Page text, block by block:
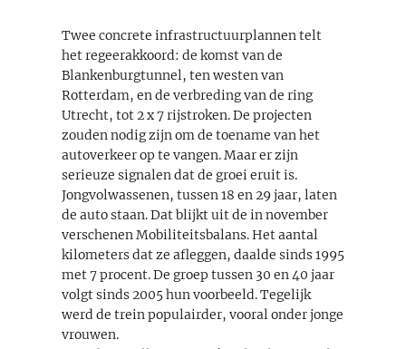
Twee concrete infrastructuurplannen telt
het regeerakkoord: de komst van de
Blankenburgtunnel, ten westen van
Rotterdam, en de verbreding van de ring
Utrecht, tot 2 x 7 rijstroken. De projecten
zouden nodig zijn om de toename van het
autoverkeer op te vangen. Maar er zijn
serieuze signalen dat de groei eruit is.
Jongvolwassenen, tussen 18 en 29 jaar, laten
de auto staan. Dat blijkt uit de in november
verschenen Mobiliteitsbalans. Het aantal
kilometers dat ze afleggen, daalde sinds 1995
met 7 procent. De groep tussen 30 en 40 jaar
volgt sinds 2005 hun voorbeeld. Tegelijk
werd de trein populairder, vooral onder jonge
vrouwen.